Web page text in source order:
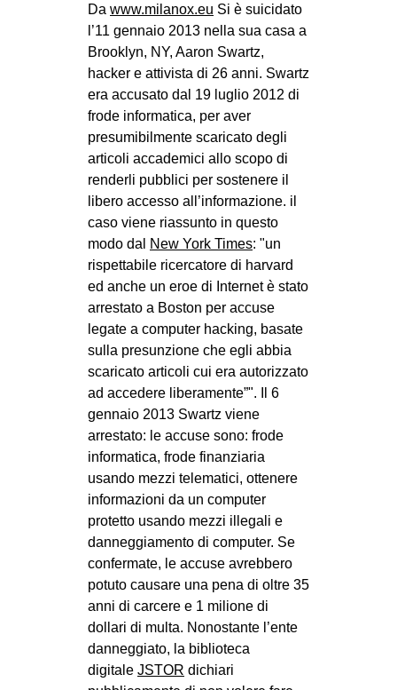
MILANO
MOBILITAZIONI
SPAZI
SPORT POPOLARE
MOVIMENTI
AMBIENTE
ANTIFASCISMO
DIRITTO ALL’ABITARE
GENERI
MIGRAZIONI
PRECARIATO
REPRESSIONE
STUDENTI
CULTURE
ARTE
CINEMA
MANIFESTI
RECENSIONI
INTERNAZIONALE
AFRICA
AMERICHE
Da www.milanox.eu Si è suicidato
l’11 gennaio 2013 nella sua casa a
Brooklyn, NY, Aaron Swartz,
hacker e attivista di 26 anni. Swartz
era accusato dal 19 luglio 2012 di
frode informatica, per aver
presumibilmente scaricato degli
articoli accademici allo scopo di
renderli pubblici per sostenere il
libero accesso all’informazione. il
caso viene riassunto in questo
modo dal
New York Times:
un
rispettabile ricercatore di harvard
ed anche un eroe di Internet è stato
arrestato a Boston per accuse
legate a computer hacking, basate
sulla presunzione che egli abbia
scaricato articoli cui era autorizzato
ad accedere liberamente” . Il 6
gennaio 2013 Swartz viene
arrestato: le accuse sono: frode
informatica, frode finanziaria
usando mezzi telematici, ottenere
informazioni da un computer
protetto usando mezzi illegali e
danneggiamento di computer. Se
confermate, le accuse avrebbero
potuto causare una pena di oltre 35
anni di carcere e 1 milione di
dollari di multa. Nonostante l’ente
danneggiato, la biblioteca
digitale JSTOR dichiari